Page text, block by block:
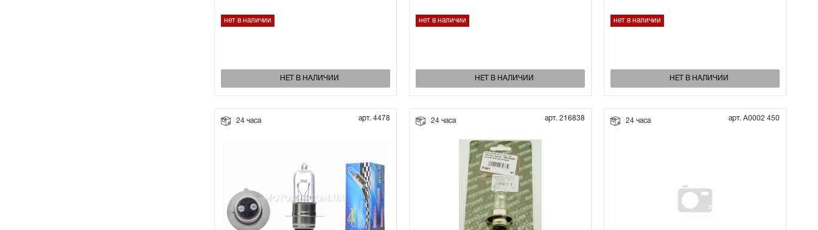
нет в наличии
НЕТ В НАЛИЧИИ
нет в наличии
НЕТ В НАЛИЧИИ
нет в наличии
НЕТ В НАЛИЧИИ
24 часа арт. 4478 24 часа арт. 216838 24 часа арт. А0002 450